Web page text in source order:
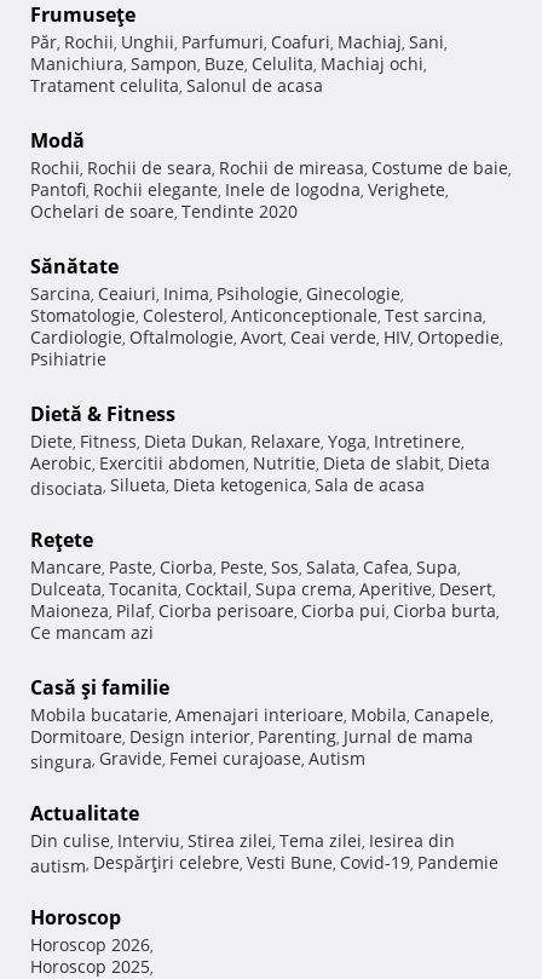
Frumuseţe
Păr, Rochii, Unghii, Parfumuri, Coafuri, Machiaj, Sani,
Manichiura, Sampon, Buze, Celulita, Machiaj ochi,
Tratament celulita, Salonul de acasa
Modă
Rochii, Rochii de seara, Rochii de mireasa, Costume de baie,
Pantofi, Rochii elegante, Inele de logodna, Verighete,
Ochelari de soare, Tendinte 2020
Sănătate
Sarcina, Ceaiuri, Inima, Psihologie, Ginecologie,
Stomatologie, Colesterol, Anticonceptionale, Test sarcina,
Cardiologie, Oftalmologie, Avort, Ceai verde, HIV, Ortopedie,
Psihiatrie
Dietă & Fitness
Diete, Fitness, Dieta Dukan, Relaxare, Yoga, Intretinere,
Aerobic, Exercitii abdomen, Nutritie, Dieta de slabit, Dieta
disociata, Silueta, Dieta ketogenica, Sala de acasa
Reţete
Mancare, Paste, Ciorba, Peste, Sos, Salata, Cafea, Supa,
Dulceata, Tocanita, Cocktail, Supa crema, Aperitive, Desert,
Maioneza, Pilaf, Ciorba perisoare, Ciorba pui, Ciorba burta,
Ce mancam azi
Casă şi familie
Mobila bucatarie, Amenajari interioare, Mobila, Canapele,
Dormitoare, Design interior, Parenting, Jurnal de mama
singura, Gravide, Femei curajoase, Autism
Actualitate
Din culise, Interviu, Stirea zilei, Tema zilei, Iesirea din
autism, Despărţiri celebre, Vesti Bune, Covid-19, Pandemie
Horoscop
Horoscop 2026,
Horoscop 2025,